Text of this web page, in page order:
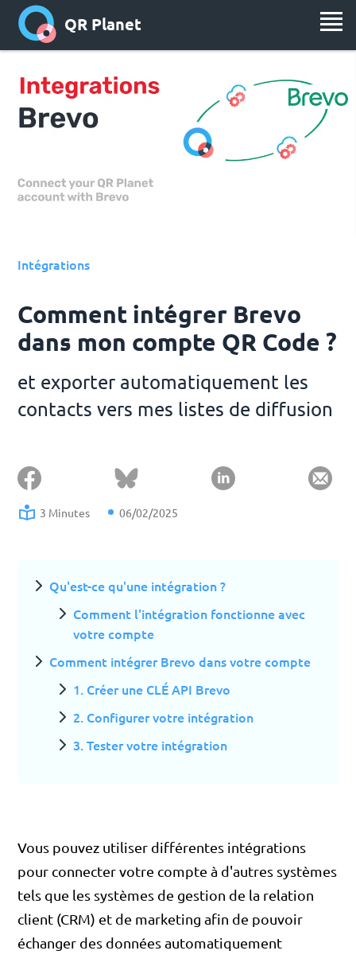
QR Planet
Intégrations
Comment intégrer Brevo
dans mon compte QR Code ?
et exporter automatiquement les
contacts vers mes listes de diffusion
3 Minutes 06/02/2025
Qu'est-ce qu'une intégration ?
Comment l'intégration fonctionne avec
votre compte
Comment intégrer Brevo dans votre compte
1. Créer une CLÉ API Brevo
2. Configurer votre intégration
3. Tester votre intégration
Vous pouvez utiliser différentes intégrations
pour connecter votre compte à d'autres systèmes
tels que les systèmes de gestion de la relation
client (CRM) et de marketing afin de pouvoir
échanger des données automatiquement